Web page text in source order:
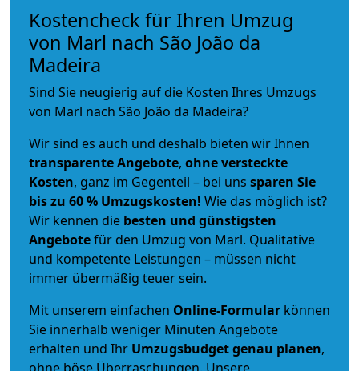
Kostencheck für Ihren Umzug
von Marl nach São João da
Madeira
Sind Sie neugierig auf die Kosten Ihres Umzugs
von Marl nach São João da Madeira?
Wir sind es auch und deshalb bieten wir Ihnen
transparente Angebote, ohne versteckte
Kosten, ganz im Gegenteil – bei uns sparen Sie
bis zu 60 % Umzugskosten! Wie das möglich ist?
Wir kennen die besten und günstigsten
Angebotefür den Umzug von Marl. Qualitative
und kompetente Leistungen – müssen nicht
immer übermäßig teuer sein.
Mit unserem einfachen Online-Formular können
Sie innerhalb weniger Minuten Angebote
erhalten und Ihr Umzugsbudgetgenau planen,